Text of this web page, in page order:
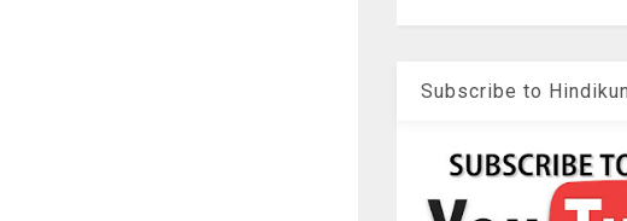
Subscribe to